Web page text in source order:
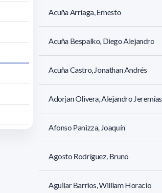
Acuña Arriaga, Ernesto
Acuña Bespalko, Diego Alejandro
Acuña Castro, Jonathan Andrés
Adorjan Olivera, Alejandro Jeremías
Afonso Panizza, Joaquín
Agosto Rodríguez, Bruno
Aguilar Barrios, William Horacio